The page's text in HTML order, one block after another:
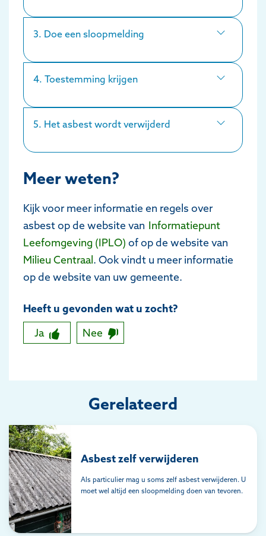
3. Doe een sloopmelding
4. Toestemming krijgen
5. Het asbest wordt verwijderd
Meer weten?
Kijk voor meer informatie en regels over
asbest op de website van Informatiepunt
Leefomgeving (IPLO) of op de website van
Milieu Centraal. Ook vindt u meer informatie
op de website van uw gemeente.
Heeft u gevonden wat u zocht?
Ja
Nee
Gerelateerd
Asbest zelf verwijderen
Als particulier mag u soms zelf asbest verwijderen. U
moet wel altijd een sloopmelding doen van tevoren.